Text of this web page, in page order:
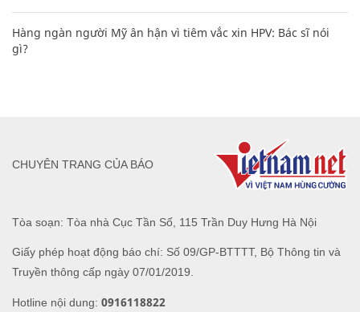
Hàng ngàn người Mỹ ân hận vì tiêm vắc xin HPV: Bác sĩ nói
gì?
Tòa soạn: Tòa nhà Cục Tần Số, 115 Trần Duy Hưng Hà Nội
Giấy phép hoạt động báo chí: Số 09/GP-BTTTT, Bộ Thông tin và
Truyền thông cấp ngày 07/01/2019.
Hotline nội dung: 0916118822
CHUYÊN TRANG CỦA BÁO